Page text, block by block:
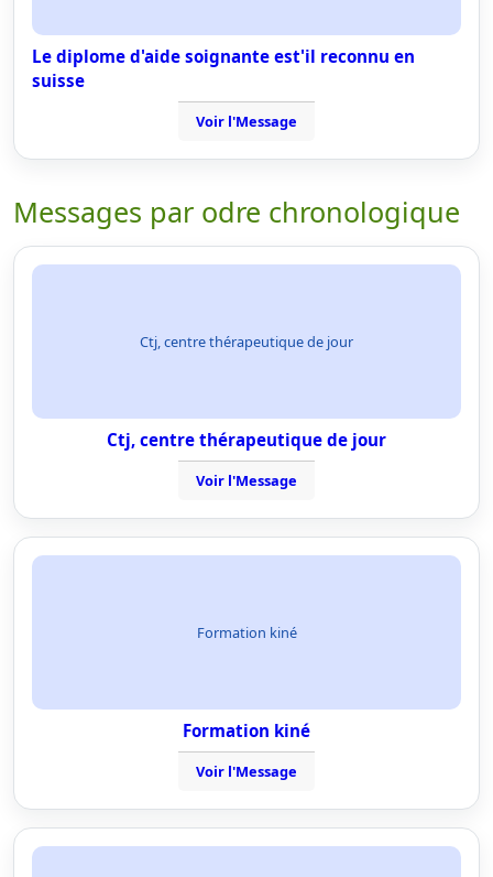
Le diplome d'aide soignante est'il reconnu en
suisse
Voir l'Message
Messages par odre chronologique
Ctj, centre thérapeutique de jour
Ctj, centre thérapeutique de jour
Voir l'Message
Formation kiné
Formation kiné
Voir l'Message